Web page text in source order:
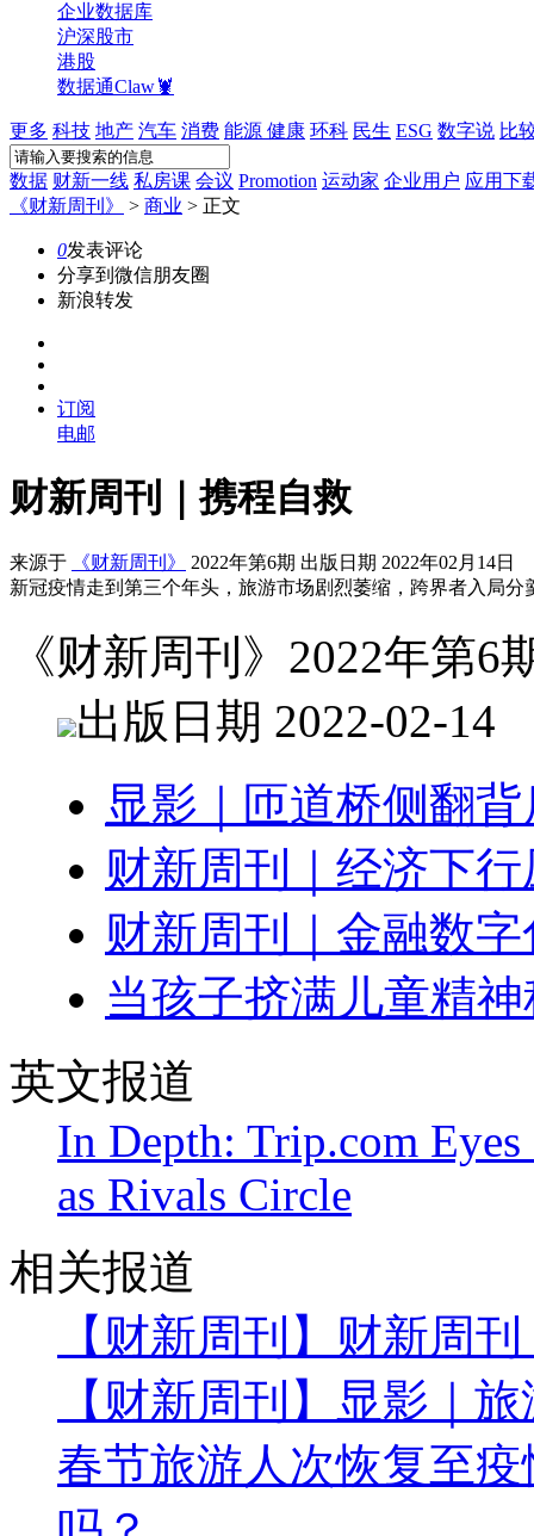
企业数据库
沪深股市
港股
数据通Claw🦞
更多 科技 地产 汽车 消费 能源 健康 环科 民生 ESG 数字说 比
数据 财新一线 私房课 会议 Promotion 运动家 企业用户 应用下
《财新周刊》
> 商业 > 正文
0发表评论
分享到微信朋友圈
新浪转发
订阅
电邮
财新周刊｜携程自救
来源于 《财新周刊》
2022年第6期 出版日期 2022年02月14日
新冠疫情走到第三个年头，旅游市场剧烈萎缩，跨界者入局分
《财新周刊》2022年第6
出版日期 2022-02-14
显影｜匝道桥侧翻
财新周刊｜经济下
财新周刊｜金融数
当孩子挤满儿童精
英文报道
In Depth: Trip.com
as Rivals Circle
相关报道
【财新周刊】财新周
【财新周刊】显影｜
春节旅游人次恢复至